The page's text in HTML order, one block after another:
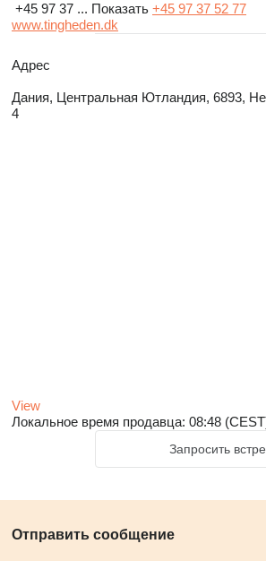
+45 97 37 ... Показать +45 97 37 52 77
www.tingheden.dk
Адрес
Дания, Центральная Ютландия, 6893,
4
View
Локальное время продавца: 08:48
Запросить
Отправить сообщение